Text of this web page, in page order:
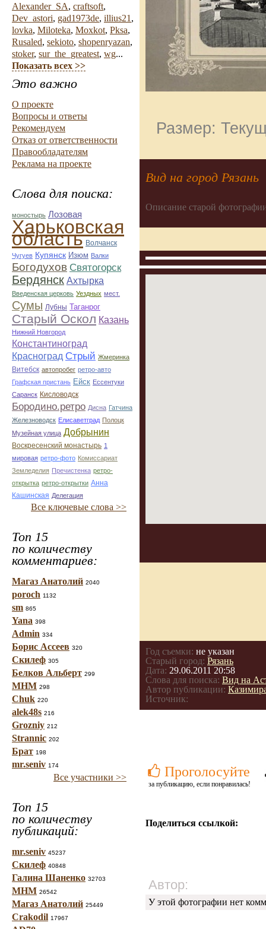
Alexander_SA, craftsoft,
Dev_astori, gad1973de, illius21 ,
lovka, Miloteka, Moxkot, Pksa,
Rusaled, sekioto, shopenryazan,
stoker, sur_the_greatest, wg...
Показать всех >>
Это важно
О проекте
Вопросы и ответы
Рекомендуем
Отказ от ответственности
Правообладателям
Реклама на проекте
Слова для поиска:
моностырь Лозовая
Харьковская
область Волчанск
Чугуев Купянск Изюм Валки
Богодухов Святогорск
Бердянск Ахтырка
Введенская церковь Уездных мест.
Сумы Лубны Таганрог
Старый Оскол Казань
Нижний Новгород
Константиноград
Красноград Стрый Жмеринка
Витебск автопробег ретро-авто
Графская пристань Ейск Ессентуки
Саранск Кисловодск
Бородино.ретро Дисна Гатчина
Железноводск Елисаветград Полоцк
Музейная улица Добрынин
Воскресенский монастырь 1
мировая ретро-фото Комиссариат
Земледелия Пречистенка ретро-
открытка ретро-открытки Анна
Кашинская Делегация
Все ключевые слова >>
Топ 15
по количеству
комментариев:
Магаз Анатолий 2040
poroch 1132
sm 865
Yana 398
Admin 334
Борис Ассеев 320
Скилеф 305
Белков Альберт 299
МНМ 298
Chuk 220
alek48s 216
Grozniy 212
Strannic 202
Брат 198
mr.seniv 174
Все участники >>
Топ 15
по количеству
публикаций:
mr.seniv 45237
Скилеф 40848
Галина Шаненко 32703
МНМ 26542
Магаз Анатолий 25449
Crakodil 17967
Размер:
Вид на город Рязань
Описание старой
Год съемки: не указан
Старый город: Рязань
Дата: 29.06.2011 20:58
Слова для поиска: Вид на
Автор публикации:
Источник:
Проголосуйте
за публикацию, если понравилась!
Поделиться ссылкой:
Автор:
У этой фотографии нет